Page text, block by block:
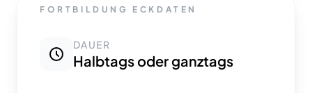
FORTBILDUNG ECKDATEN
DAUER
Halbtags oder ganztags